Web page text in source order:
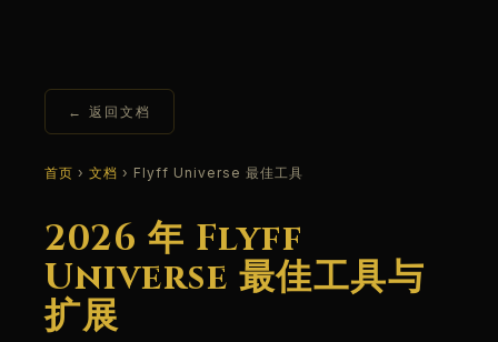
← 返回文档
首页 › 文档 › Flyff Universe 最佳工具
2026 年 Flyff
Universe 最佳工具与
扩展